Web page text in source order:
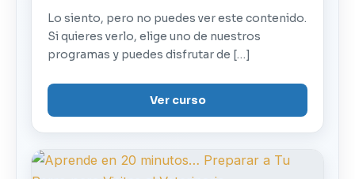
Lo siento, pero no puedes ver este contenido.
Si quieres verlo, elige uno de nuestros
programas y puedes disfrutar de […]
Ver curso